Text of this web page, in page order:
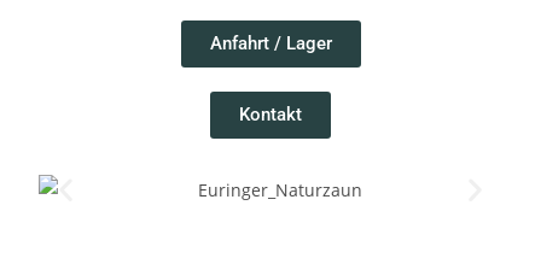
Anfahrt / Lager
Kontakt